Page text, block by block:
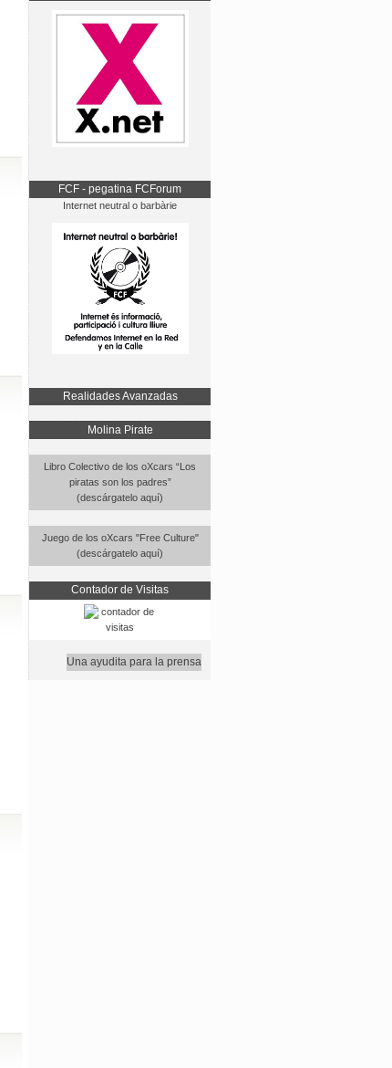
FCF - pegatina FCForum
Internet neutral o barbàrie
Realidades Avanzadas
Molina Pirate
Libro Colectivo de los oXcars “Los
piratas son los padres”
(descárgatelo aquí)
Juego de los oXcars "Free Culture"
(descárgatelo aquí)
Contador de Visitas
Una ayudita para la prensa